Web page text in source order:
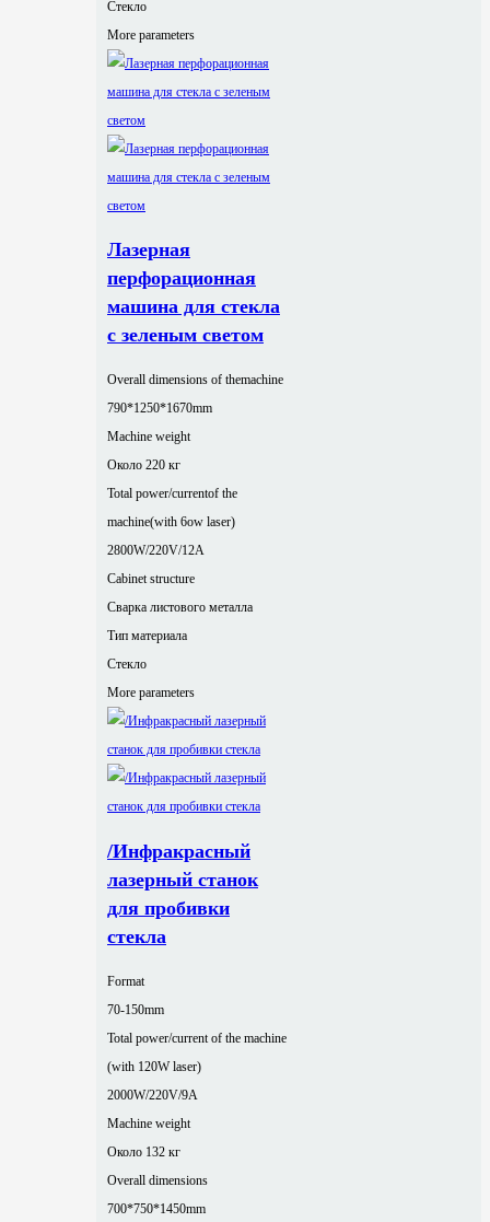
Стекло
More parameters
Лазерная
перфорационная
машина для стекла
с зеленым светом
Overall dimensions of themachine
790*1250*1670mm
Machine weight
Около 220 кг
Total power/currentof the
machine(with 6ow laser)
2800W/220V/12A
Cabinet structure
Сварка листового металла
Тип материала
Стекло
More parameters
/Инфракрасный
лазерный станок
для пробивки
стекла
Format
70-150mm
Total power/current of the machine
(with 120W laser)
2000W/220V/9A
Machine weight
Около 132 кг
Overall dimensions
700*750*1450mm